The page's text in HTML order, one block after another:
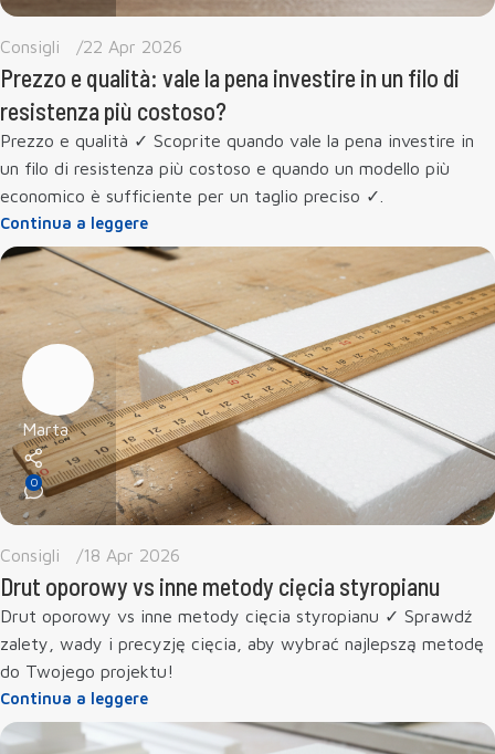
Consigli 22 Apr 2026
Prezzo e qualità: vale la pena investire in un filo di
resistenza più costoso?
Prezzo e qualità ✓ Scoprite quando vale la pena investire in
un filo di resistenza più costoso e quando un modello più
economico è sufficiente per un taglio preciso ✓.
Continua a leggere
Marta
0
Consigli 18 Apr 2026
Drut oporowy vs inne metody cięcia styropianu
Drut oporowy vs inne metody cięcia styropianu ✓ Sprawdź
zalety, wady i precyzję cięcia, aby wybrać najlepszą metodę
do Twojego projektu!
Continua a leggere